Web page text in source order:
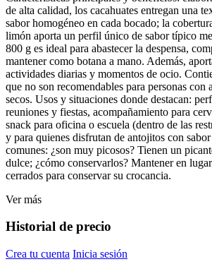
de alta calidad, los cacahuates entregan una
sabor homogéneo en cada bocado; la
limón aporta un perfil único de sabor típico
800 g es ideal para abastecer la despensa,
mantener como botana a mano. Además,
actividades diarias y momentos de ocio.
que no son recomendables para personas con
secos. Usos y situaciones donde destacan:
reuniones y fiestas, acompañamiento para
snack para oficina o escuela (dentro de las
y para quienes disfrutan de antojitos con
comunes: ¿son muy picosos? Tienen un
dulce; ¿cómo conservarlos? Mantener en
cerrados para conservar su crocancia.
Ver más
Historial de precio
Crea tu cuenta Inicia sesión